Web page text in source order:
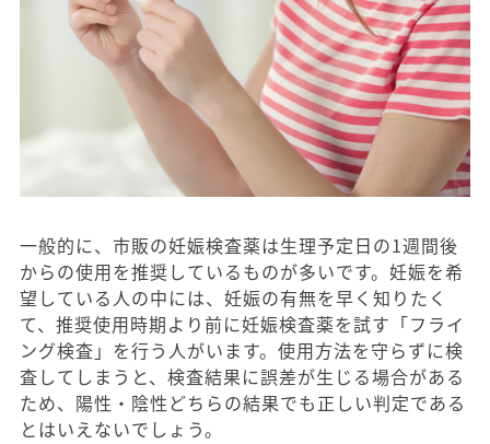
一般的に、市販の妊娠検査薬は生理予定日の1週間後
からの使用を推奨しているものが多いです。妊娠を希
望している人の中には、妊娠の有無を早く知りたく
て、推奨使用時期より前に妊娠検査薬を試す「フライ
ング検査」を行う人がいます。使用方法を守らずに検
査してしまうと、検査結果に誤差が生じる場合がある
ため、陽性・陰性どちらの結果でも正しい判定である
とはいえないでしょう。